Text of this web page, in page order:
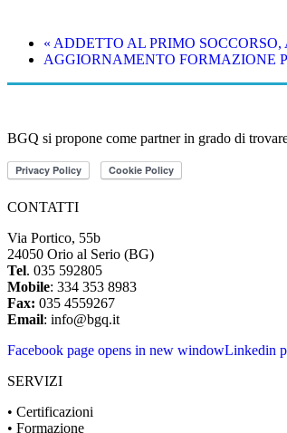
« ADDETTO AL PRIMO
AGGIORNAMENTO FORMAZIONE
BGQ si propone come partner in grado di
CONTATTI
Via Portico, 55b
24050 Orio al Serio (BG)
Tel. 035 592805
Mobile: 334 353 8983
Fax: 035 4559267
Email: info@bgq.it
Facebook page opens in new windowLinkedin
SERVIZI
• Certificazioni
• Formazione